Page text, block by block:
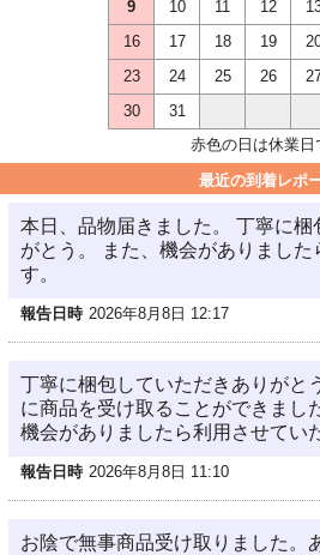
9
10 11 12
16
17 18 19
23
24 25 26
30
31
赤色の日は休業日
最近の到着レポ
本日、品物届きました。 丁寧に梱
がとう。 また、機会がありました
す。
報告日時 2026年8月8日 12:17
丁寧に梱包していただきありがと
に商品を受け取ることができまし
機会がありましたら利用させてい
報告日時 2026年8月8日 11:10
お陰で無事商品受け取りました。